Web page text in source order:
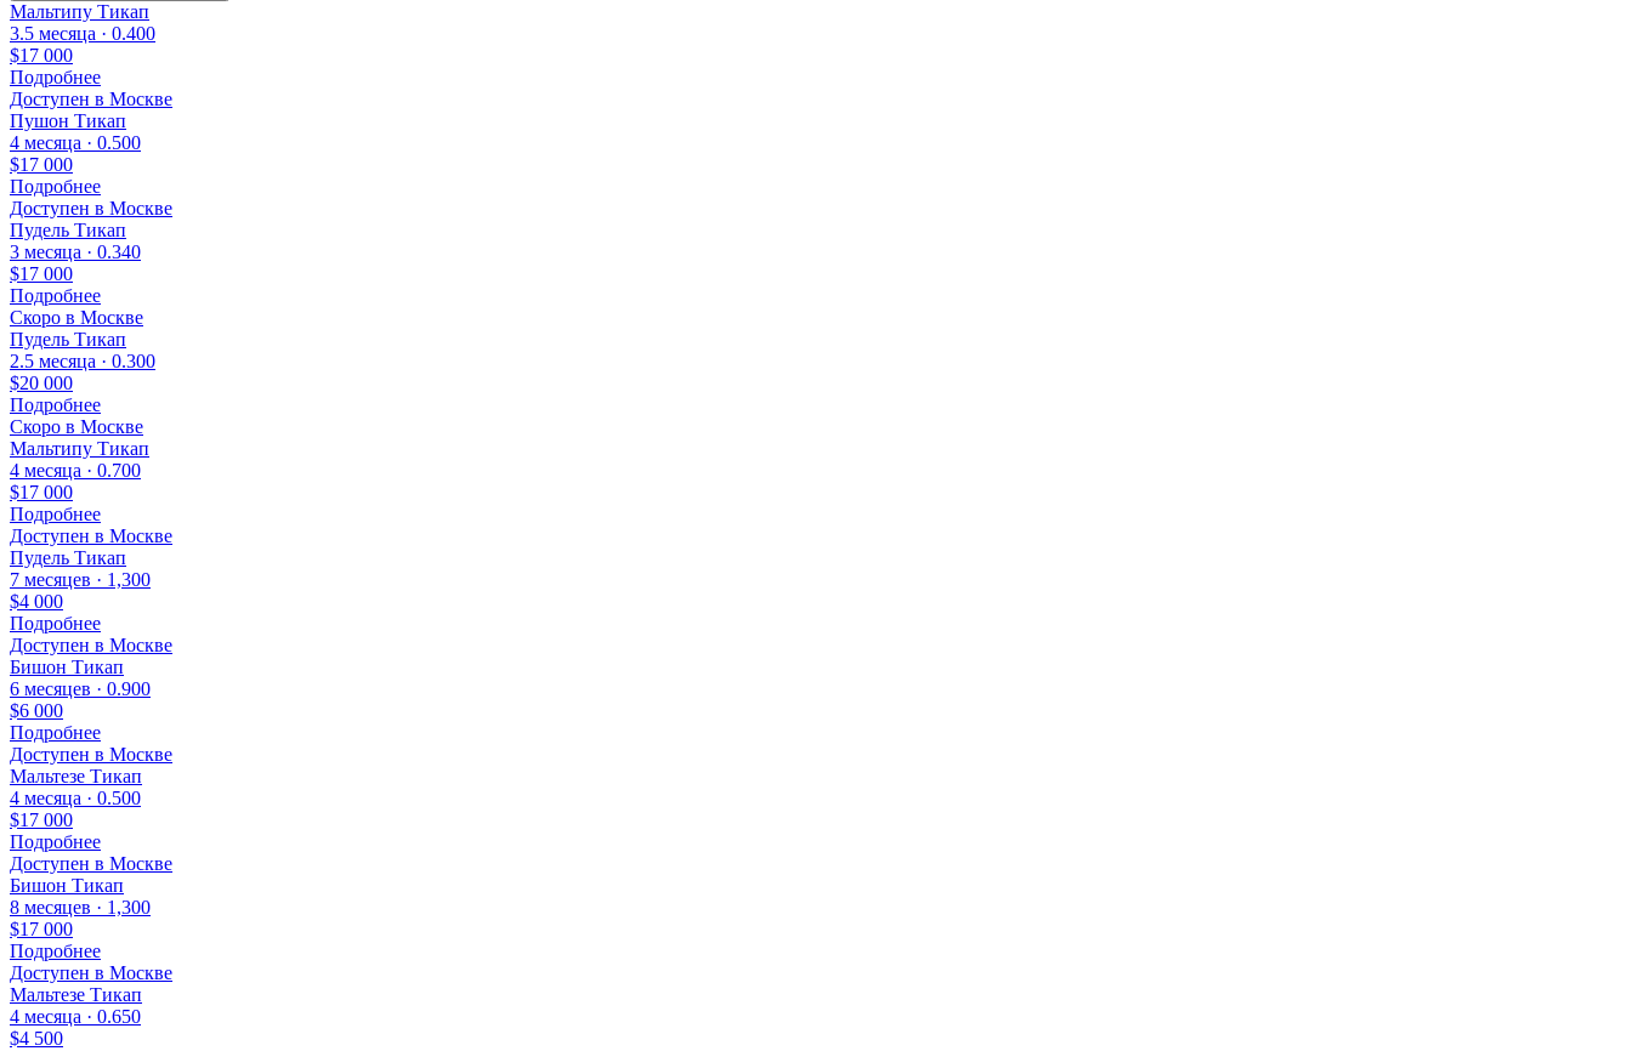
Мальтипу Тикап
3.5 месяца · 0.400
$17 000
Подробнее
Доступен в Москве
Пушон Тикап
4 месяца · 0.500
$17 000
Подробнее
Доступен в Москве
Пудель Тикап
3 месяца · 0.340
$17 000
Подробнее
Скоро в Москве
Пудель Тикап
2.5 месяца · 0.300
$20 000
Подробнее
Скоро в Москве
Мальтипу Тикап
4 месяца · 0.700
$17 000
Подробнее
Доступен в Москве
Пудель Тикап
7 месяцев · 1,300
$4 000
Подробнее
Доступен в Москве
Бишон Тикап
6 месяцев · 0.900
$6 000
Подробнее
Доступен в Москве
Мальтезе Тикап
4 месяца · 0.500
$17 000
Подробнее
Доступен в Москве
Бишон Тикап
8 месяцев · 1,300
$17 000
Подробнее
Доступен в Москве
Мальтезе Тикап
4 месяца · 0.650
$4 500